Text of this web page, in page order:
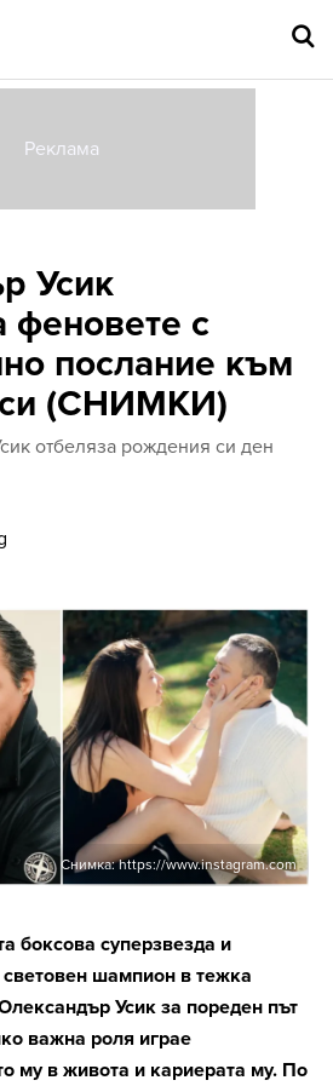
Усик
феновете с
послание към
си (СНИМКИ)
отбеляза рождения си ден
Снимка: https://www.instagram.com
боксова суперзвезда и
шампион в тежка
Усик за пореден път
важна роля играе
му в живота и кариерата му. По